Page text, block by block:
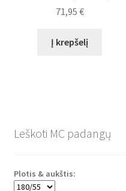
71,95 €
Į krepšelį
Leškoti MC padangų
Plotis & aukštis: